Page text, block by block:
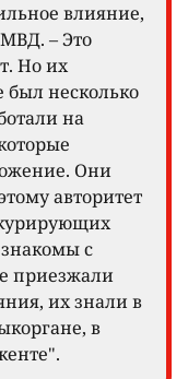
влияние,
– Это
Но их
был несколько
на
Они
авторитет
с
приезжали
их знали в
в